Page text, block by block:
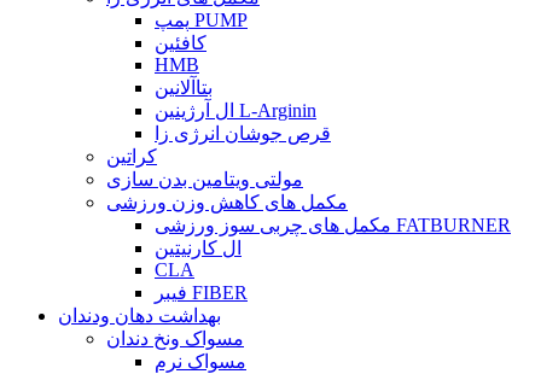
پمپ PUMP
کافئین
HMB
بتاآلانین
ال آرژینین L-Arginin
قرص جوشان انرژی زا
کراتین
مولتی ویتامین بدن سازی
مکمل های کاهش وزن ورزشی
مکمل های چربی سوز ورزشی FATBURNER
ال کارنیتین
CLA
فیبر FIBER
بهداشت دهان ودندان
مسواک ونخ دندان
مسواک نرم